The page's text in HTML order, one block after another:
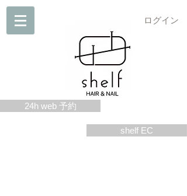
24h web 予約
ログイン
shelf EC